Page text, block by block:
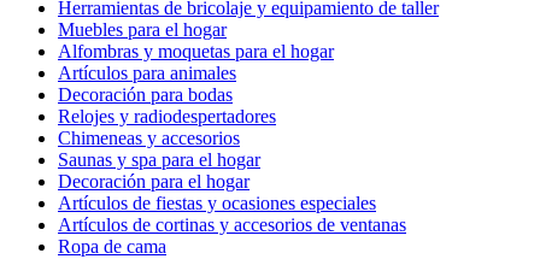
Herramientas de bricolaje y equipamiento de taller
Muebles para el hogar
Alfombras y moquetas para el hogar
Artículos para animales
Decoración para bodas
Relojes y radiodespertadores
Chimeneas y accesorios
Saunas y spa para el hogar
Decoración para el hogar
Artículos de fiestas y ocasiones especiales
Artículos de cortinas y accesorios de ventanas
Ropa de cama